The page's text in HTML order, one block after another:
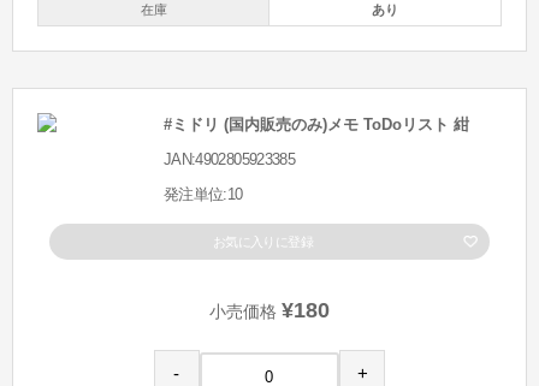
在庫 あり
#ミドリ (国内販売のみ)メモ ToDoリスト 紺
JAN:4902805923385
発注単位:10
お気に入りに登録
小売価格 ¥180
- +